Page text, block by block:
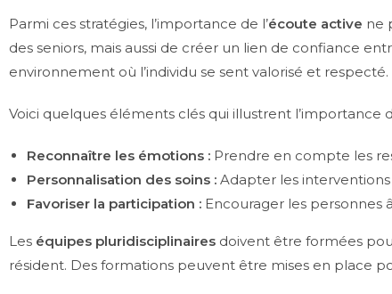
Parmi ces stratégies, l’importance de l’écoute active ne
des seniors, mais aussi de créer un lien de confiance
environnement où l’individu se sent valorisé et respecté.
Voici quelques éléments clés qui illustrent l’importance
Reconnaître les émotions : Prendre en compte les
Personnalisation des soins : Adapter les
Favoriser la participation : Encourager les personnes
Les équipes pluridisciplinaires doivent être formées
résident. Des formations peuvent être mises en place